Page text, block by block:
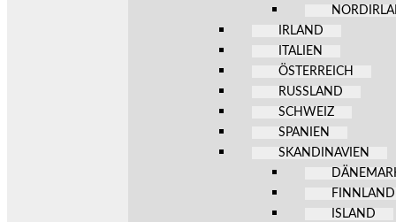
IRLAND
ITALIEN
ÖSTERREICH
RUSSLAND
SCHWEIZ
SPANIEN
SKANDINAVIEN
FINNLAND
ISLAND